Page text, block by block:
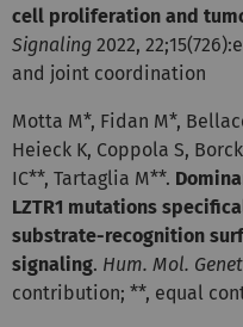
cell proliferation and
Signaling 2022,
and joint coordination
Motta M*, Fidan M*,
Heieck K, Coppola S,
IC**, Tartaglia M**.
LZTR1 mutations
substrate-recognition
signaling. Hum. Mol.
contribution; **, equal